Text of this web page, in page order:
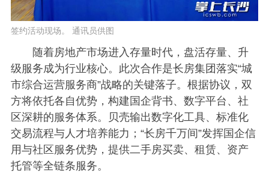
签约活动现场。 通讯员供图
随着房地产市场进入存量时代，盘活存量、升
级服务成为行业核心。此次合作是长房集团落实“城
市综合运营服务商”战略的关键落子。根据协议，双
方将依托各自优势，构建国企背书、数字平台、社
区深耕的服务体系。贝壳输出数字化工具、标准化
交易流程与人才培养能力；“长房千万间”发挥国企信
用与社区服务优势，提供二手房买卖、租赁、资产
托管等全链条服务。